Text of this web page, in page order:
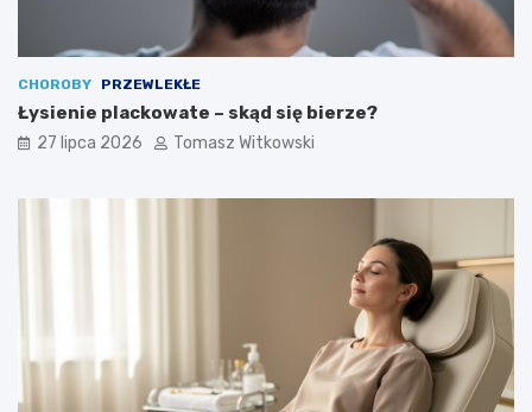
CHOROBY PRZEWLEKŁE
Łysienie plackowate – skąd się bierze?
27 lipca 2026 Tomasz Witkowski